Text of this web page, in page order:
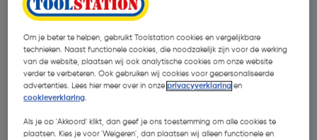
- 30 %
Om je beter te helpen, gebruikt Toolstation cookies en vergelijkbare
technieken. Naast functionele cookies, die noodzakelijk zijn voor de werking
van de website, plaatsen wij ook analytische cookies om onze website
verder te verbeteren. Ook gebruiken wij cookies voor gepersonaliseerde
advertenties. Lees hier meer over in onzeprivacyverklaring en
cookieverklaring.
Als je op 'Akkoord' klikt, dan geef je ons toestemming om alle cookies te
plaatsen. Kies je voor 'Weigeren', dan plaatsen wij alleen functionele en